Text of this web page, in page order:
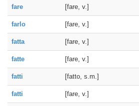
fare [fare, v.]
farlo [fare, v.]
fatta [fare, v.]
fatte [fare, v.]
fatti [fatto, s.m.]
fatti [fare, v.]